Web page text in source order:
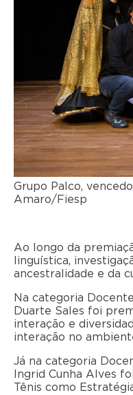
Grupo Palco,
Amaro/Fiesp
Ao longo da
linguística,
ancestralidade e da
Na categoria
Duarte Sales foi
interação e
interação no
Já na categoria
Ingrid Cunha Alves
Tênis como